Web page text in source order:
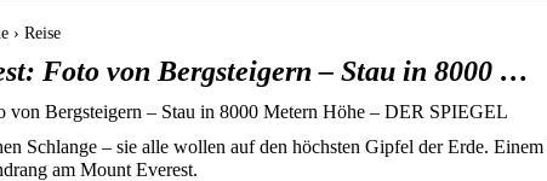
› Reise
Foto von Bergsteigern – Stau in 8000 …
von Bergsteigern – Stau in 8000 Metern Höhe – DER SPIEGEL
Schlange – sie alle wollen auf den höchsten Gipfel der Erde.
am Mount Everest.